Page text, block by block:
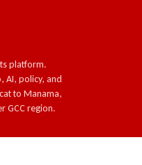
platform.
AI, policy, and
to Manama,
GCC region.